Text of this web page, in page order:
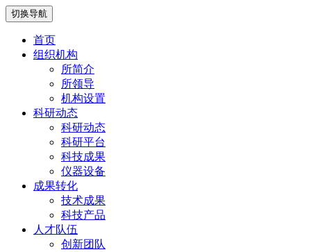
切换导航
首页
组织机构
所简介
所领导
机构设置
科研动态
科研动态
科研平台
科技成果
仪器设备
成果转化
技术成果
科技产品
人才队伍
创新团队